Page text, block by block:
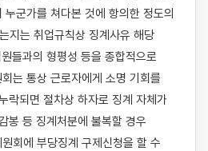
군가를 쳐다본 것에 항의한 정도의
지는 취업규칙상 징계사유 해당
들과의 형평성 등을 종합적으로
는 통상 근로자에게 소명 기회를
락되면 절차상 하자로 징계 자체가
봉 등 징계처분에 불복할 경우
회에 부당징계 구제신청을 할 수